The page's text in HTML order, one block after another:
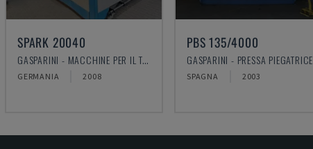
SPARK 20040
GASPARINI - MACCHINE PER IL TAGLIO AL PLASMA
GERMANIA 2008
PBS 135/4000
GASPARINI - PRESSA PIEGATRICE
SPAGNA 2003